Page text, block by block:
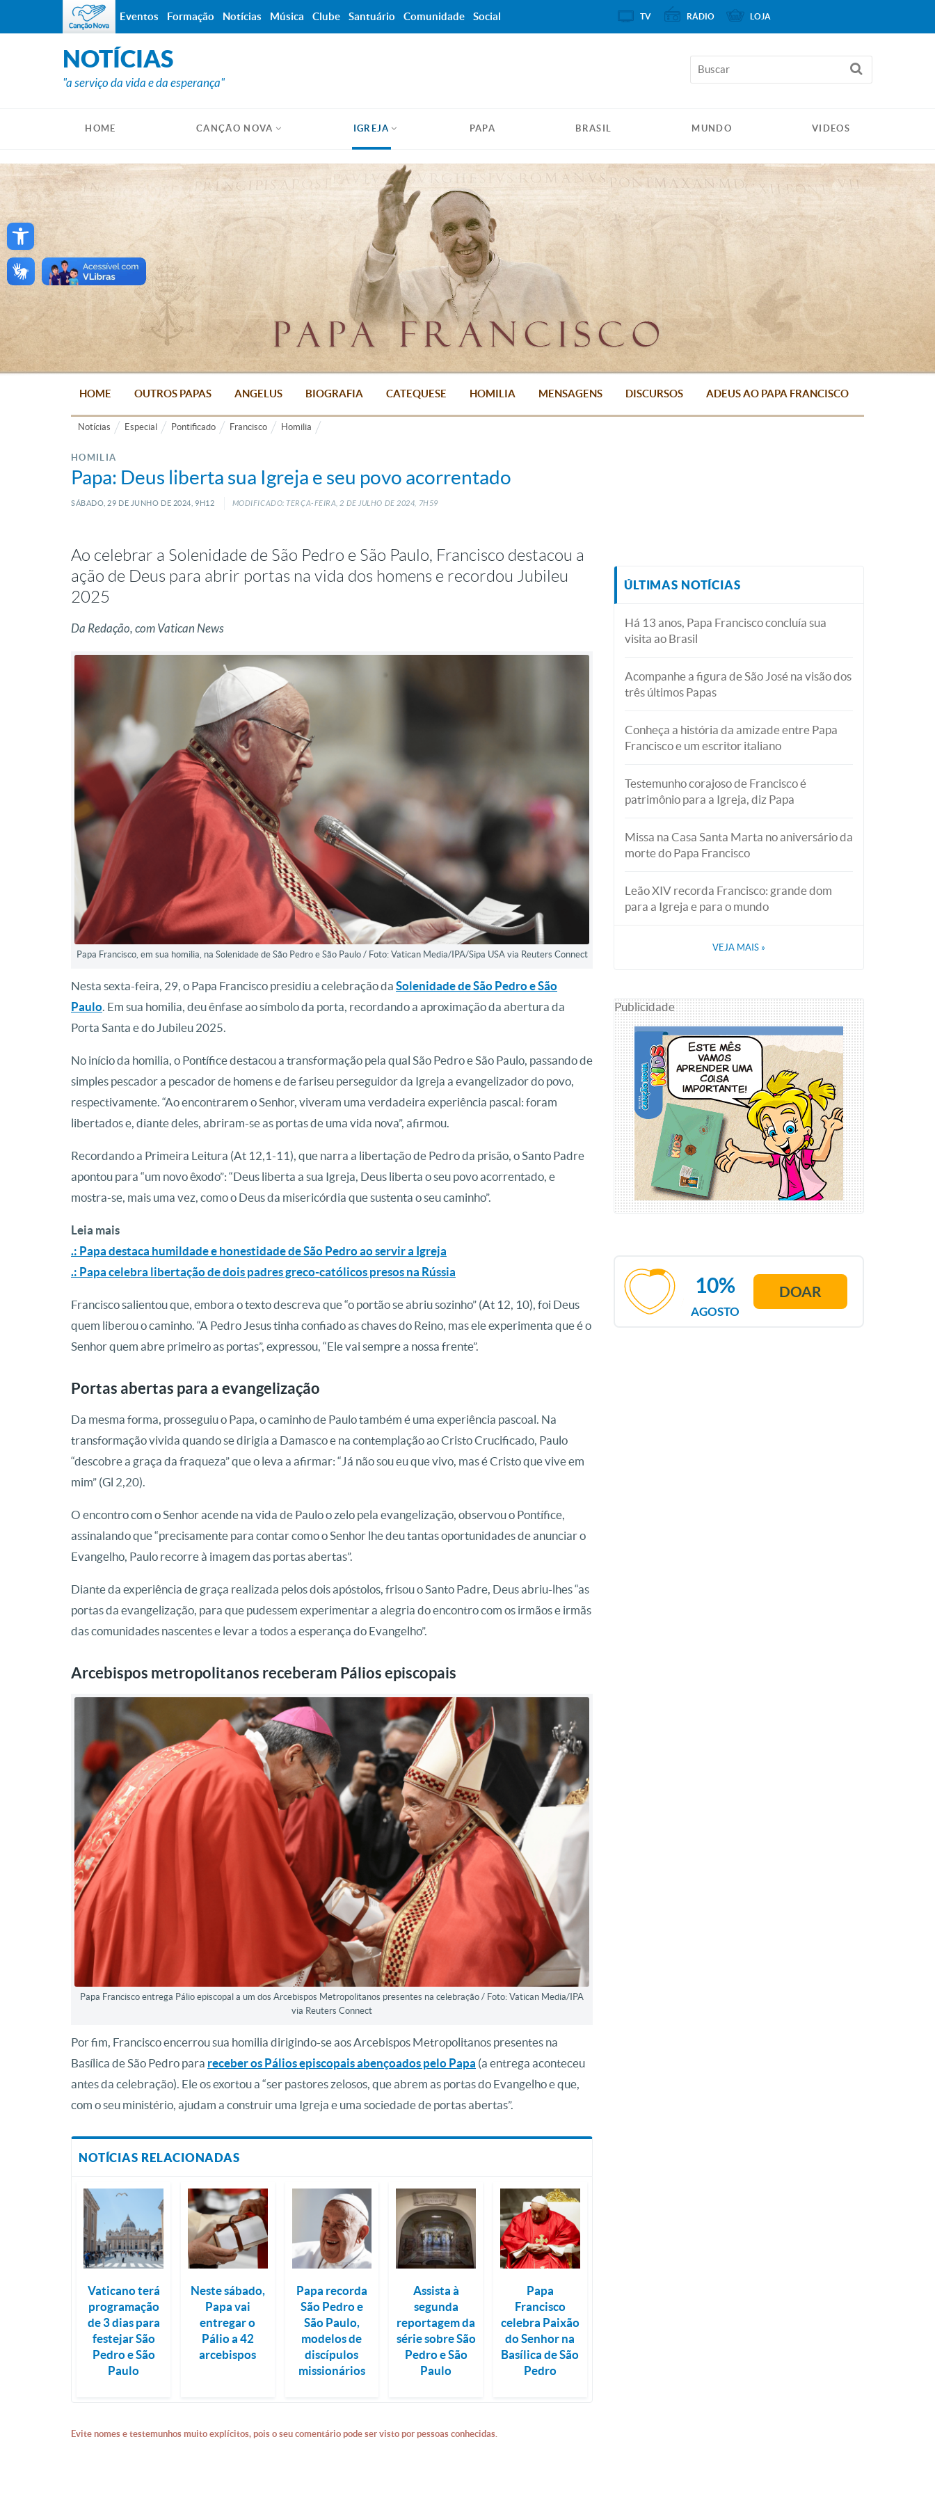
Open toolbar
NOTÍCIAS
"a serviço da vida e da esperança"
HOME CANÇÃO NOVA IGREJA PAPA BRASIL MUNDO VIDEOS
HOME OUTROS PAPAS ANGELUS BIOGRAFIA CATEQUESE HOMILIA MENSAGENS DISCURSOS ADEUS AO PAPA FRANCISCO
Notícias Especial Pontificado Francisco Homilia
HOMILIA
Papa: Deus liberta sua Igreja e seu povo acorrentado
SÁBADO, 29 DE JUNHO DE 2024, 9H12 MODIFICADO: TERÇA-FEIRA, 2 DEJULHO DE2024, 7H59
Ao celebrar a Solenidade de São Pedro e São Paulo, Francisco destacou a
ação de Deus para abrir portas na vida dos homens e recordou Jubileu
2025
Da Redação, com Vatican News
Papa Francisco, em sua homilia, na Solenidade de São Pedro e São Paulo / Foto: Vatican Media/IPA/Sipa USA via Reuters Connect
Nesta sexta-feira, 29, o Papa Francisco presidiu a celebração da Solenidade de São Pedro e São
Paulo. Em sua homilia, deu ênfase ao símbolo da porta, recordando a aproximação da abertura da
Porta Santa e do Jubileu 2025.
No início da homilia, o Pontífice destacou a transformação pela qual São Pedro e São Paulo, passando de
simples pescador a pescador de homens e de fariseu perseguidor da Igreja a evangelizador do povo,
respectivamente. “Ao encontrarem o Senhor, viveram uma verdadeira experiência pascal: foram
libertados e, diante deles, abriram-se as portas de uma vida nova”, afirmou.
Recordando a Primeira Leitura (At 12,1-11), que narra a libertação de Pedro da prisão, o Santo Padre
apontou para “um novo êxodo”: “Deus liberta a sua Igreja, Deus liberta o seu povo acorrentado, e
mostra-se, mais uma vez, como o Deus da misericórdia que sustenta o seu caminho”.
Leia mais
.: Papa destaca humildade e honestidade de São Pedro ao servir a Igreja
.: Papa celebra libertação de dois padres greco-católicos presos na Rússia
Francisco salientou que, embora o texto descreva que “o portão se abriu sozinho” (At 12, 10), foi Deus
quem liberou o caminho. “A Pedro Jesus tinha confiado as chaves do Reino, mas ele experimenta que é o
Senhor quem abre primeiro as portas”, expressou, “Ele vai sempre a nossa frente”.
Portas abertas para a evangelização
Da mesma forma, prosseguiu o Papa, o caminho de Paulo também é uma experiência pascoal. Na
transformação vivida quando se dirigia a Damasco e na contemplação ao Cristo Crucificado, Paulo
“descobre a graça da fraqueza” que o leva a afirmar: “Já não sou eu que vivo, mas é Cristo que vive em
mim” (Gl 2,20).
O encontro com o Senhor acende na vida de Paulo o zelo pela evangelização, observou o Pontífice,
assinalando que “precisamente para contar como o Senhor lhe deu tantas oportunidades de anunciar o
Evangelho, Paulo recorre à imagem das portas abertas”.
Diante da experiência de graça realizada pelos dois apóstolos, frisou o Santo Padre, Deus abriu-lhes “as
portas da evangelização, para que pudessem experimentar a alegria do encontro com os irmãos e irmãs
das comunidades nascentes e levar a todos a esperança do Evangelho”.
Arcebispos metropolitanos receberam Pálios episcopais
Papa Francisco entrega Pálio episcopal a um dos Arcebispos Metropolitanos presentes na celebração / Foto: Vatican Media/IPA
via Reuters Connect
Por fim, Francisco encerrou sua homilia dirigindo-se aos Arcebispos Metropolitanos presentes na
Basílica de São Pedro para receber os Pálios episcopais abençoados pelo Papa (a entrega aconteceu
antes da celebração). Ele os exortou a “ser pastores zelosos, que abrem as portas do Evangelho e que,
com o seu ministério, ajudam a construir uma Igreja e uma sociedade de portas abertas”.
NOTÍCIAS RELACIONADAS
Vaticano terá
programação
de 3 dias para
festejar São
Pedro e São
Paulo
Neste sábado,
Papa vai
entregar o
Pálio a 42
arcebispos
Papa recorda
São Pedro e
São Paulo,
modelos de
discípulos
missionários
Assista à
segunda
reportagem da
série sobre São
Pedro e São
Paulo
Papa
Francisco
celebra Paixão
do Senhor na
Basílica de São
Pedro
Evite nomes e testemunhos muito explícitos, pois o seu comentário pode ser visto por pessoas conhecidas.
ÚLTIMAS NOTÍCIAS
Há 13 anos, Papa Francisco concluía sua
visita ao Brasil
Acompanhe a figura de São José na visão dos
três últimos Papas
Conheça a história da amizade entre Papa
Francisco e um escritor italiano
Testemunho corajoso de Francisco é
patrimônio para a Igreja, diz Papa
Missa na Casa Santa Marta no aniversário da
morte do Papa Francisco
Leão XIV recorda Francisco: grande dom
para a Igreja e para o mundo
VEJA MAIS »
Publicidade
AGOSTO
10% DOAR
Eventos Formação Notícias Música Clube Santuário Comunidade Social TV RÁDIO LOJA